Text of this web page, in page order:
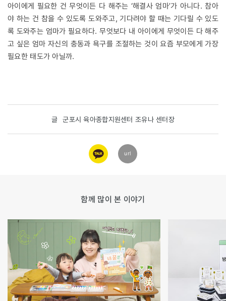
아이에게 필요한 건 무엇이든 다 해주는 ‘해결사 엄마’가 아니다. 참아
야 하는 건 참을 수 있도록 도와주고, 기다려야 할 때는 기다릴 수 있도
록 도와주는 엄마가 필요하다. 무엇보다 내 아이에게 무엇이든 다 해주
고 싶은 엄마 자신의 충동과 욕구를 조절하는 것이 요즘 부모에게 가장
필요한 태도가 아닐까.
글 군포시 육아종합지원센터 조유나 센터장
카카오
링크
url
함께 많이 본 이야기